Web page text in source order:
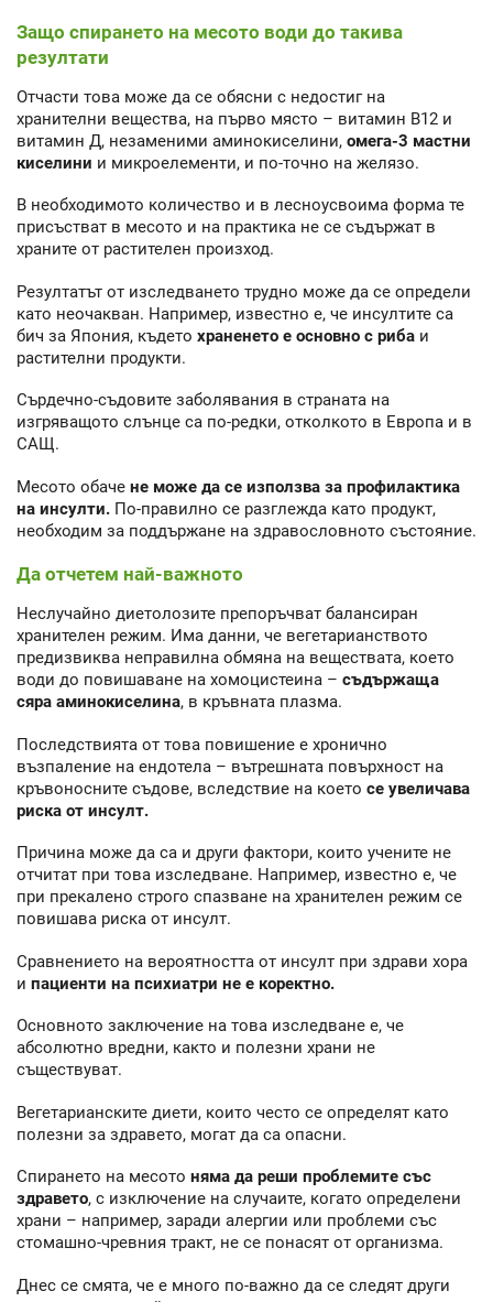
Защо спирането на месото води до такива
резултати
Отчасти това може да се обясни с недостиг на
хранителни вещества, на първо място – витамин В12 и
витамин Д, незаменими аминокиселини, омега-3 мастни
киселини и микроелементи, и по-точно на желязо.
В необходимото количество и в лесноусвоима форма те
присъстват в месото и на практика не се съдържат в
храните от растителен произход.
Резултатът от изследването трудно може да се определи
като неочакван. Например, известно е, че инсултите са
бич за Япония, където храненето е основно с риба и
растителни продукти.
Сърдечно-съдовите заболявания в страната на
изгряващото слънце са по-редки, отколкото в Европа и в
САЩ.
Месото обаче не може да се използва за профилактика
на инсулти. По-правилно се разглежда като продукт,
необходим за поддържане на здравословното състояние.
Да отчетем най-важното
Неслучайно диетолозите препоръчват балансиран
хранителен режим. Има данни, че вегетарианството
предизвиква неправилна обмяна на веществата, което
води до повишаване на хомоцистеина – съдържаща
сяра аминокиселина, в кръвната плазма.
Последствията от това повишение е хронично
възпаление на ендотела – вътрешната повърхност на
кръвоносните съдове, вследствие на което се увеличава
риска от инсулт.
Причина може да са и други фактори, които учените не
отчитат при това изследване. Например, известно е, че
при прекалено строго спазване на хранителен режим се
повишава риска от инсулт.
Сравнението на вероятността от инсулт при здрави хора
и пациенти на психиатри не е коректно.
Основното заключение на това изследване е, че
абсолютно вредни, както и полезни храни не
съществуват.
Вегетарианските диети, които често се определят като
полезни за здравето, могат да са опасни.
Спирането на месото няма да реши проблемите със
здравето, с изключение на случаите, когато определени
храни – например, заради алергии или проблеми със
стомашно-чревния тракт, не се понасят от организма.
Днес се смята, че е много по-важно да се следят други